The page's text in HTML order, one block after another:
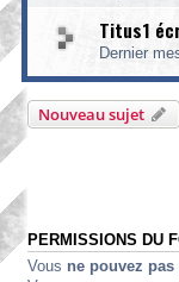
Titus1
Dernier
Nouveau sujet
PERMISSIONS DU
Vous ne pouvez pas